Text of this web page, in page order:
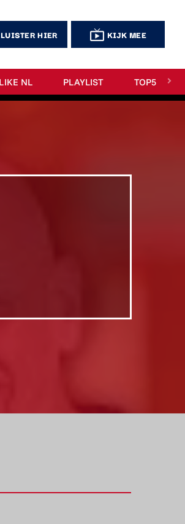
NL PLAYLIST TOP5
LUISTER HIER live_tv KIJK MEE